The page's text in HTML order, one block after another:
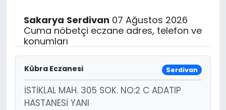
Sakarya Serdivan 07 Ağustos 2026
Cuma nöbetçi eczane adres, telefon ve
konumları
Kübra Eczanesi Serdivan
İSTİKLAL MAH. 305 SOK. NO:2 C ADATIP
HASTANESİ YANI